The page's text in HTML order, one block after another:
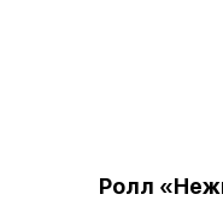
Ролл